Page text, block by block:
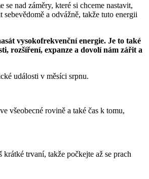
nad záměry, které si chceme nastavit,
a odvážně, takže tuto energii
vysokofrekvenční energie. Je to také
rozšíření, expanze a dovolí nám zářit a
události v měsíci srpnu.
všeobecné rovině a také čas k tomu,
trvaní, takže počkejte až se prach